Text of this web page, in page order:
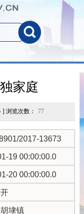
家庭
] 浏览次数： 77
2017-13673
19 00:00:00.0
20 00:00:00.0
埭镇